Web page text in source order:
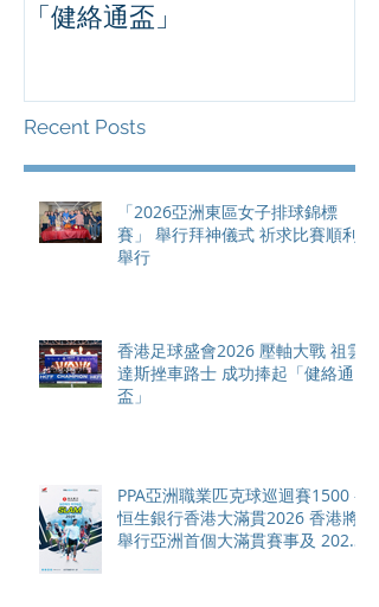
「健絡通盃」
Recent Posts
「2026亞洲東區女子排球錦標
賽」 舉行拜神儀式 祈求比賽順利
舉行
香港足球盛會2026 壓軸大戰 祖雲
達斯挫車路士 成功捧起「健絡通
盃」
PPA亞洲職業匹克球巡迴賽1500 -
恒生銀行香港大滿貫2026 香港將
舉行亞洲首個大滿貫賽事及 2026